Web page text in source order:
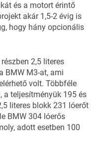
és a motort érintő
akár 1,5-2 évig is
hogy hány opcionális
2,5 literes
BMW M3-at, ami
volt. Többféle
a teljesítményük 195 és
literes blokk 231 lóerőt
BMW 304 lóerős
adott esetben 100